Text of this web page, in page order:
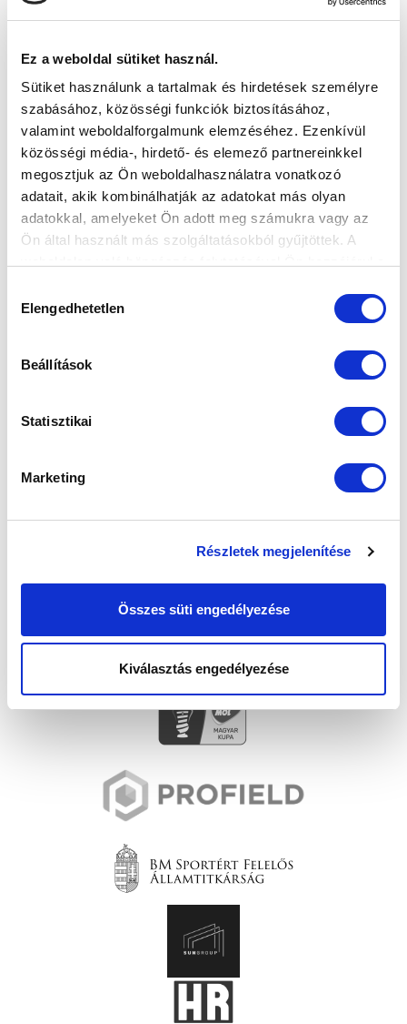
Ez a weboldal sütiket használ.
Sütiket használunk a tartalmak és hirdetések személyre
szabásához, közösségi funkciók biztosításához,
valamint weboldalforgalmunk elemzéséhez. Ezenkívül
közösségi média-, hirdető- és elemező partnereinkkel
megosztjuk az Ön weboldalhasználatra vonatkozó
adatait, akik kombinálhatják az adatokat más olyan
adatokkal, amelyeket Ön adott meg számukra vagy az
Ön által használt más szolgáltatásokból gyűjtöttek. A
kiválasztása
Elengedhetetlen
Beállítások
Statisztikai
Marketing
Részletek megjelenítése
Összes süti engedélyezése
Kiválasztás engedélyezése
VS
MTK BUDAPEST HÍRLEVÉL
Ne maradjon le egy eseményről sem! Iratkozzon fel ingyenes
hírlevelünkre:
Elfogadom az